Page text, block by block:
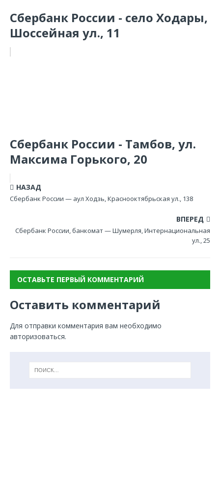
Сбербанк России - село Ходары,
Шоссейная ул., 11
Сбербанк России - Тамбов, ул.
Максима Горького, 20
НАЗАД
Сбербанк России — аул Ходзь, Краснооктябрьская ул., 138
ВПЕРЕД
Сбербанк России, банкомат — Шумерля, Интернациональная
ул., 25
ОСТАВЬТЕ ПЕРВЫЙ КОММЕНТАРИЙ
Оставить комментарий
Для отправки комментария вам необходимо
авторизоваться.